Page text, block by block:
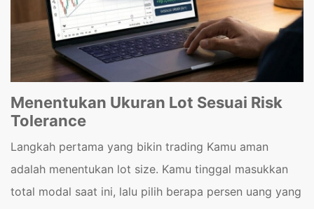
Menentukan Ukuran Lot Sesuai Risk
Tolerance
Langkah pertama yang bikin trading Kamu aman
adalah menentukan lot size. Kamu tinggal masukkan
total modal saat ini, lalu pilih berapa persen uang yang